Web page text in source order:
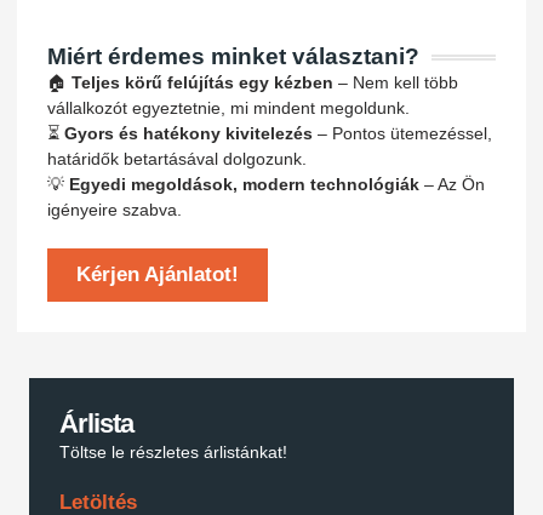
Miért érdemes minket választani?
🏠 Teljes körű felújítás egy kézben – Nem kell több
vállalkozót egyeztetnie, mi mindent megoldunk.
⏳ Gyors és hatékony kivitelezés – Pontos ütemezéssel,
határidők betartásával dolgozunk.
💡 Egyedi megoldások, modern technológiák – Az Ön
igényeire szabva.
Kérjen Ajánlatot!
Árlista
Töltse le részletes árlistánkat!
Letöltés